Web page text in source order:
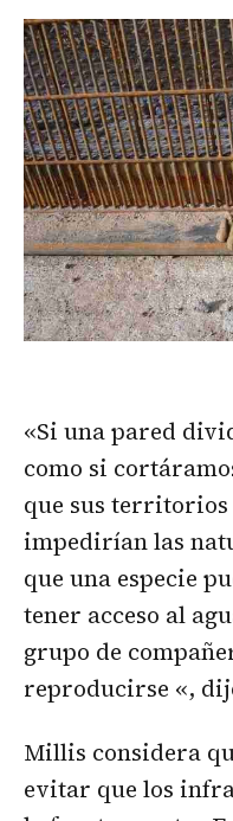
«Si una pared
como si
que sus
impedirían las
que una especie
tener acceso al
grupo de
reproducirse «,
Millis considera
evitar que los